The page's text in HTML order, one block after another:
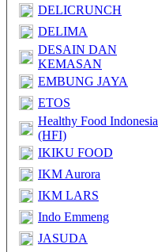
DELICRUNCH
DELIMA
DESAIN DAN
KEMASAN
EMBUNG JAYA
ETOS
Healthy Food Indonesia
(HFI)
IKIKU FOOD
IKM Aurora
IKM LARS
Indo Emmeng
JASUDA